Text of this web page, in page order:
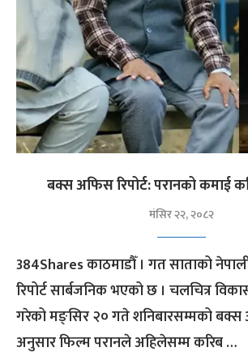
बक्स अफिस रिपोर्ट: परानको कमाई
मंसिर २२, २०८२
384Shares काठमाडौँ । गत साताको
रिपोर्ट सार्बजनिक भएको छ । चलचित्र
गरेको मङ्सिर २० गते शनिबारसम्मको बक्स
अनुसार फिल्म परानले अहिलेसम्म करिब …